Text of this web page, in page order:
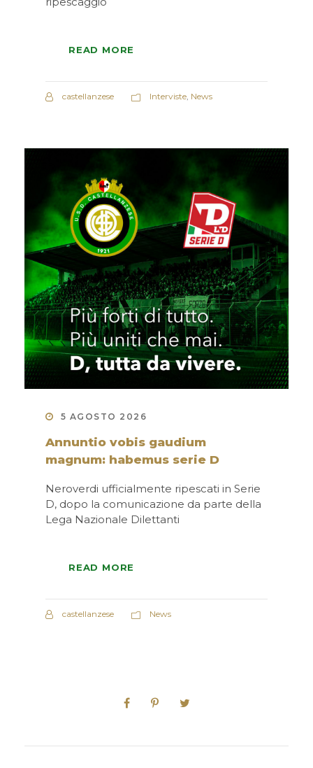
READ MORE
castellanzese Interviste News
5 AGOSTO 2026
Annuntio vobis gaudium
magnum: habemus serie D
Neroverdi ufficialmente ripescati in Serie
D, dopo la comunicazione da parte della
Lega Nazionale Dilettanti
READ MORE
castellanzese News